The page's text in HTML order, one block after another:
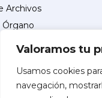
Valoramos tu
Usamos cookies
navegación,
Archivos
Órgano
Control